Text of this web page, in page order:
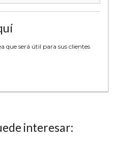
que será útil para sus clientes
interesar: